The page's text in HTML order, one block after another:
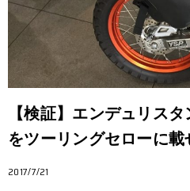
【検証】エンデュリス
をツーリングセローに
2017/7/21